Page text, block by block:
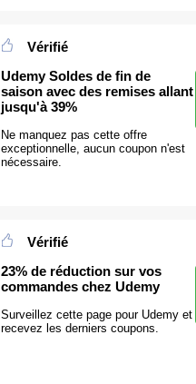
Vérifié
Udemy Soldes de fin de
saison avec des remises allant
jusqu'à 39%
Ne manquez pas cette offre
exceptionnelle, aucun coupon n'est
nécessaire.
Vérifié
23% de réduction sur vos
commandes chez Udemy
Surveillez cette page pour Udemy et
recevez les derniers coupons.